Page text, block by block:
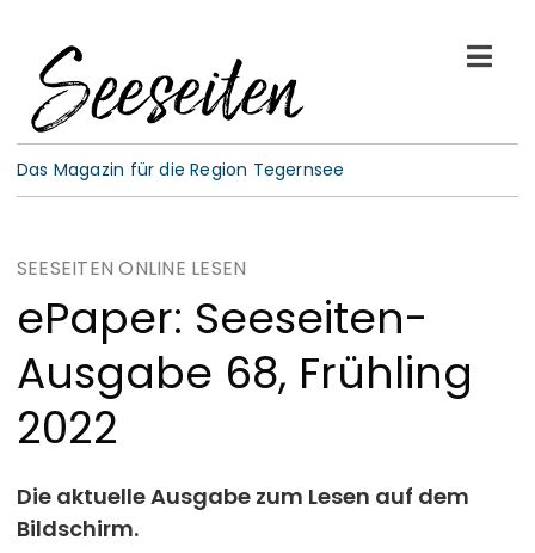
content
See-Leben
Gespräche
E-Paper
ABO
Das Magazin für die Region Tegernsee
SEESEITEN ONLINE LESEN
ePaper: Seeseiten-
Ausgabe 68, Frühling
2022
Die aktuelle Ausgabe zum Lesen auf dem
Bildschirm.